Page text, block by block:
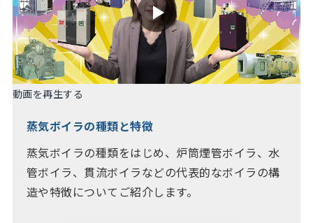
動画を再生する
蒸気ボイラの種類と特徴
蒸気ボイラの種類をはじめ、炉筒煙管ボイラ、水
管ボイラ、貫流ボイラなどの代表的なボイラの構
造や特徴についてご紹介します。